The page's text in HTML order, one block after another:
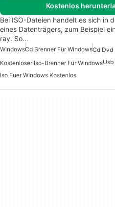
Kostenlos
Bei ISO-Dateien handelt es sich in
eines Datenträgers, zum Beispiel
ray. So…
WindowsCd Brenner Für Windows
Kostenloser Iso-Brenner Für WindowsUsb
Iso Fuer Windows Kostenlos